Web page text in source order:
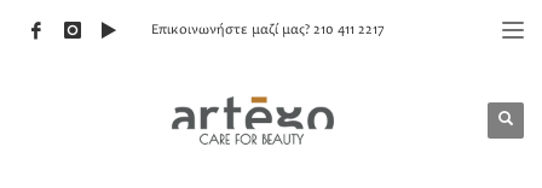
Επικοινωνήστε μαζί μας? 210 411 2217